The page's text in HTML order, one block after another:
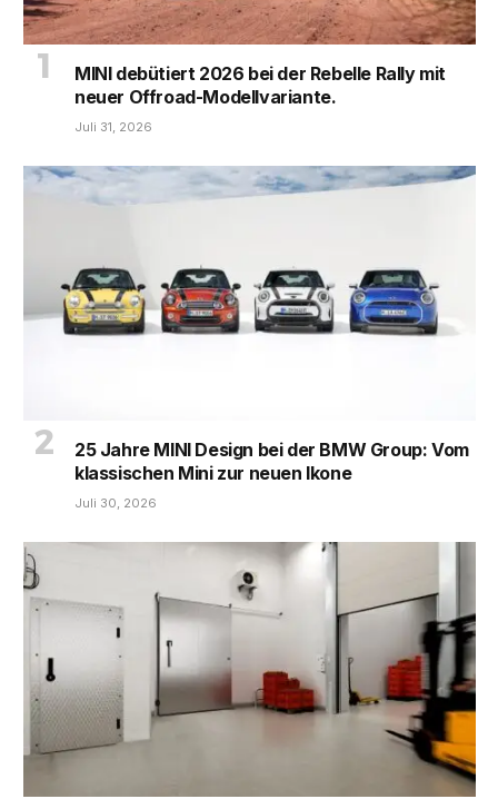
MINI debütiert 2026 bei der Rebelle Rally mit
neuer Offroad-Modellvariante.
Juli 31, 2026
25 Jahre MINI Design bei der BMW Group: Vom
klassischen Mini zur neuen Ikone
Juli 30, 2026